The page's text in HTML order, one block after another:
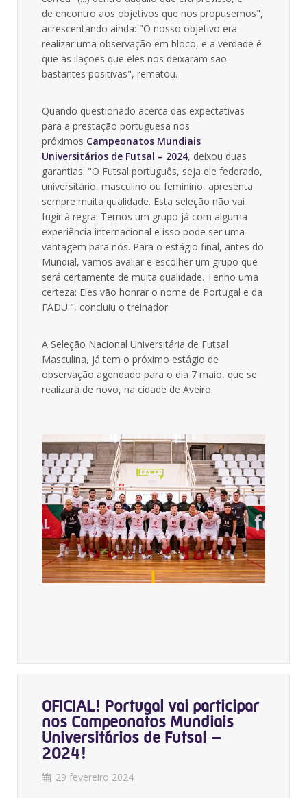
de encontro aos objetivos que nos propusemos",
acrescentando ainda: "O nosso objetivo era
realizar uma observação em bloco, e a verdade é
que as ilações que eles nos deixaram são
bastantes positivas", rematou.
Quando questionado acerca das expectativas
para a prestação portuguesa nos
próximos Campeonatos Mundiais
Universitários de Futsal – 2024, deixou duas
garantias: "O Futsal português, seja ele federado,
universitário, masculino ou feminino, apresenta
sempre muita qualidade. Esta seleção não vai
fugir à regra. Temos um grupo já com alguma
experiência internacional e isso pode ser uma
vantagem para nós. Para o estágio final, antes do
Mundial, vamos avaliar e escolher um grupo que
será certamente de muita qualidade. Tenho uma
certeza: Eles vão honrar o nome de Portugal e da
FADU.", concluiu o treinador.
A Seleção Nacional Universitária de Futsal
Masculina, já tem o próximo estágio de
observação agendado para o dia 7 maio, que se
realizará de novo, na cidade de Aveiro.
OFICIAL! Portugal vai participar
nos Campeonatos Mundiais
Universitários de Futsal –
2024!
29 fevereiro 2024